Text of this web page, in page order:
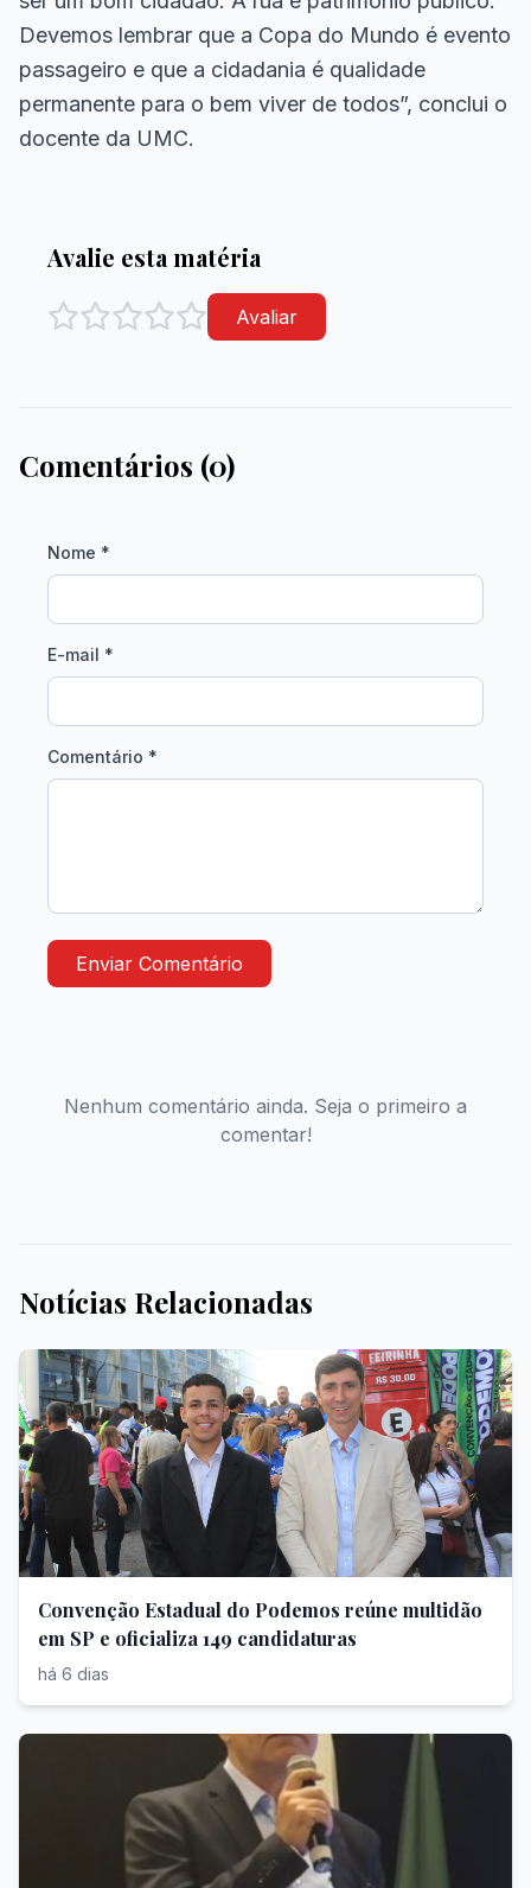
Devemos lembrar que a Copa do Mundo é evento
passageiro e que a cidadania é qualidade
permanente para o bem viver de todos”, conclui o
docente da UMC.
Avalie esta matéria
Avaliar
Comentários (0)
Nome *
E-mail *
Comentário *
Enviar Comentário
Nenhum comentário ainda. Seja o primeiro a
comentar!
Notícias Relacionadas
Convenção Estadual do Podemos reúne multidão
em SP e oficializa 149 candidaturas
há 6 dias